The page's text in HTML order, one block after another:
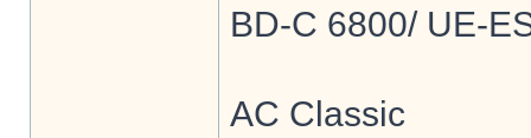
BD-C 6800/ UE-
AC Classic